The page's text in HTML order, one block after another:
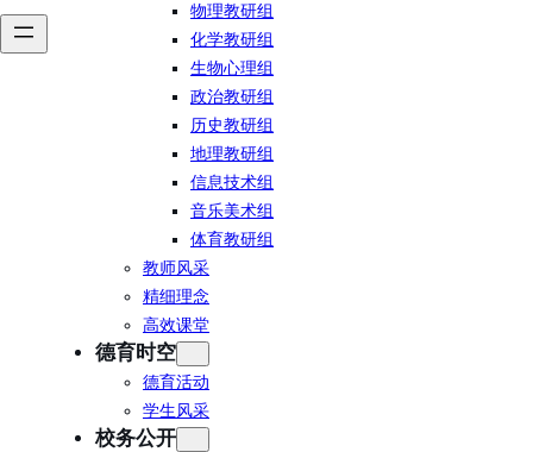
物理教研组
化学教研组
生物心理组
政治教研组
历史教研组
地理教研组
信息技术组
音乐美术组
体育教研组
教师风采
精细理念
高效课堂
德育时空
德育活动
学生风采
校务公开